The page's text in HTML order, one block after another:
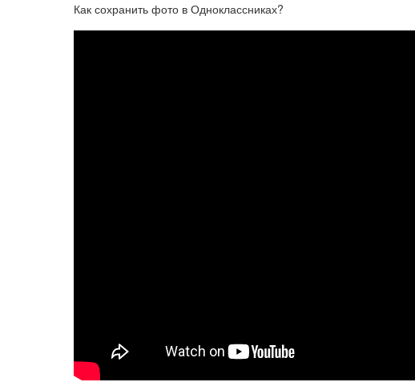
Как сохранить фото в Одноклассниках?